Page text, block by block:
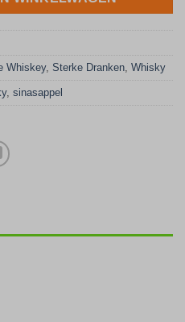
Whiskey, Sterke Dranken, Whisky
, sinasappel